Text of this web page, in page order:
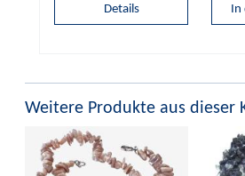
Details
Weitere Produkte aus dieser